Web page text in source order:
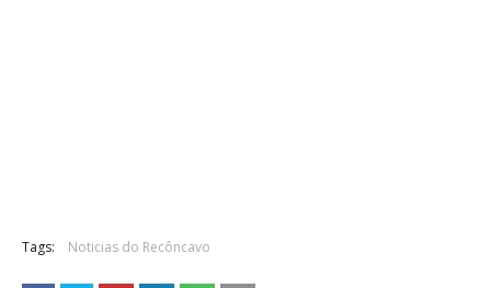
Tags: Noticias do Recôncavo